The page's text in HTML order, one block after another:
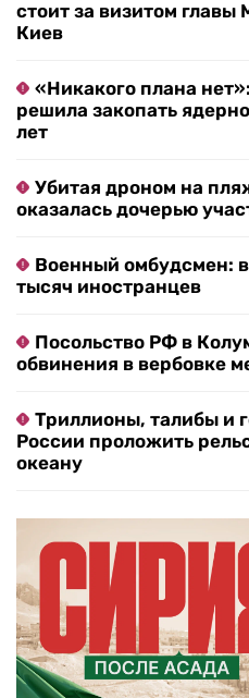
стоит за визитом
Киев
«Никакого плана
решила закопать
лет
Убитая дроном на
оказалась дочерью
Военный омбудсмен:
тысяч иностранцев
Посольство РФ в
обвинения в вербовке
Триллионы, талибы и
России проложить
океану